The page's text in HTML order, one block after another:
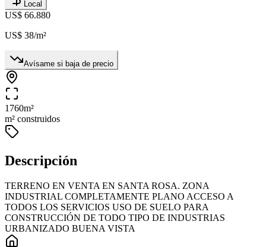
Local
US$ 66.880
US$ 38/m²
Avísame si baja de precio
1760m²
m² construidos
Descripción
TERRENO EN VENTA EN SANTA ROSA. ZONA
INDUSTRIAL COMPLETAMENTE PLANO ACCESO A
TODOS LOS SERVICIOS USO DE SUELO PARA
CONSTRUCCIÓN DE TODO TIPO DE INDUSTRIAS
URBANIZADO BUENA VISTA